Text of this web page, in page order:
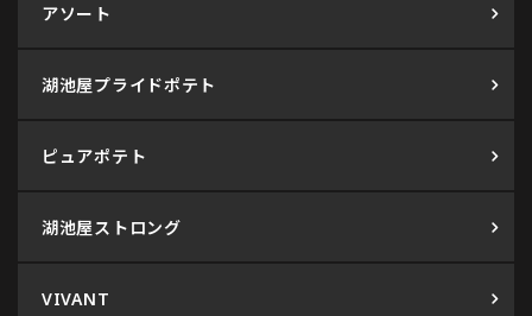
アソート
湖池屋プライドポテト
ピュアポテト
湖池屋ストロング
VIVANT